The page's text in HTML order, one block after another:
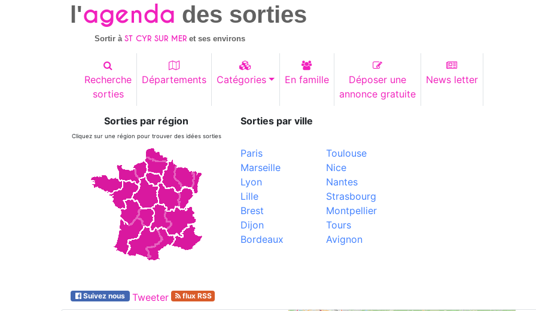
l'agenda des sorties
Sortir àST CYR SUR MER et ses environs
Recherche
sorties
Départements Catégories En famille
Déposer une
annonce gratuite
News letter
Sorties par région
Cliquez sur une région pour trouver des idées sorties
Sorties par ville
Paris
Marseille
Lyon
Lille
Brest
Dijon
Bordeaux
Toulouse
Nice
Nantes
Strasbourg
Montpellier
Tours
Avignon
Suivez nous Tweeter flux RSS